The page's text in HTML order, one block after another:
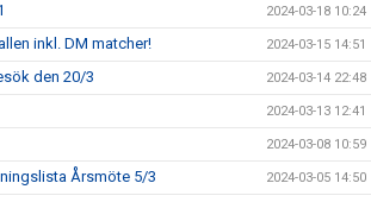
2024-03-18 10:24
inkl. DM matcher! 2024-03-15 14:51
den 20/3 2024-03-14 22:48
2024-03-13 12:41
2024-03-08 10:59
Årsmöte 5/3 2024-03-05 14:50